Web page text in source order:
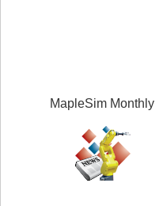
MapleSim Monthly